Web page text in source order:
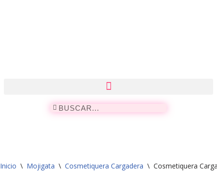
Inicio \ Mojigata \ Cosmetiquera Cargadera \ Cosmetiquera